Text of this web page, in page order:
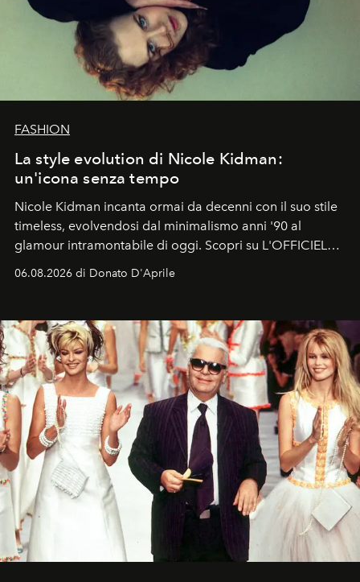
FASHION
La style evolution di Nicole Kidman:
un'icona senza tempo
Nicole Kidman incanta ormai da decenni con il suo stile
timeless, evolvendosi dal minimalismo anni '90 al
glamour intramontabile di oggi. Scopri su L'OFFICIEL
Italia la sua style evolution.
06.08.2026 di Donato D'Aprile